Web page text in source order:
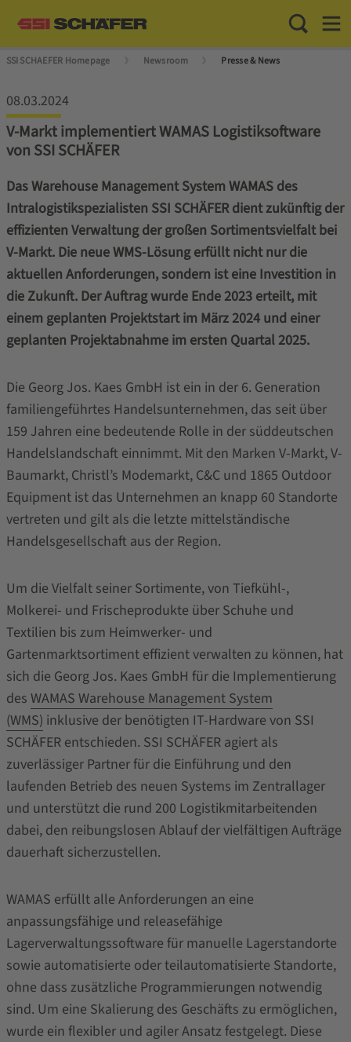
Toggle
SSI SCHAEFER Homepage Newsroom Presse & News
08.03.2024
V-Markt implementiert WAMAS Logistiksoftware
von SSI SCHÄFER
Das Warehouse Management System WAMAS des
Intralogistikspezialisten SSI SCHÄFER dient zukünftig der
effizienten Verwaltung der großen Sortimentsvielfalt bei
V-Markt. Die neue WMS-Lösung erfüllt nicht nur die
aktuellen Anforderungen, sondern ist eine Investition in
die Zukunft. Der Auftrag wurde Ende 2023 erteilt, mit
einem geplanten Projektstart im März 2024 und einer
geplanten Projektabnahme im ersten Quartal 2025.
Die Georg Jos. Kaes GmbH ist ein in der 6. Generation
familiengeführtes Handelsunternehmen, das seit über
159 Jahren eine bedeutende Rolle in der süddeutschen
Handelslandschaft einnimmt. Mit den Marken V-Markt, V-
Baumarkt, Christl’s Modemarkt, C&C und 1865 Outdoor
Equipment ist das Unternehmen an knapp 60 Standorte
vertreten und gilt als die letzte mittelständische
Handelsgesellschaft aus der Region.
Um die Vielfalt seiner Sortimente, von Tiefkühl-,
Molkerei- und Frischeprodukte über Schuhe und
Textilien bis zum Heimwerker- und
Gartenmarktsortiment effizient verwalten zu können, hat
sich die Georg Jos. Kaes GmbH für die Implementierung
des WAMAS Warehouse Management System
(WMS) inklusive der benötigten IT-Hardware von SSI
SCHÄFER entschieden. SSI SCHÄFER agiert als
zuverlässiger Partner für die Einführung und den
laufenden Betrieb des neuen Systems im Zentrallager
und unterstützt die rund 200 Logistikmitarbeitenden
dabei, den reibungslosen Ablauf der vielfältigen Aufträge
dauerhaft sicherzustellen.
WAMAS erfüllt alle Anforderungen an eine
anpassungsfähige und releasefähige
Lagerverwaltungssoftware für manuelle Lagerstandorte
sowie automatisierte oder teilautomatisierte Standorte,
ohne dass zusätzliche Programmierungen notwendig
sind. Um eine Skalierung des Geschäfts zu ermöglichen,
wurde ein flexibler und agiler Ansatz festgelegt. Diese